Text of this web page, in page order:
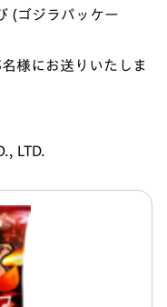
(ゴジラパッケー
様にお送りいたしま
LTD.